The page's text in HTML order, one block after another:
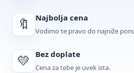
🔖 Najbolja cena
Vodimo te pravo do najniže
💛 Bez doplate
Cena za tebe je uvek ista.